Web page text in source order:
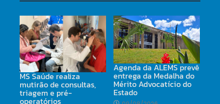
MS Saúde realiza
mutirão de consultas,
triagem e pré-
operatórios
Agenda da ALEMS prevê
entrega da Medalha do
Mérito Advocatício do
Estado